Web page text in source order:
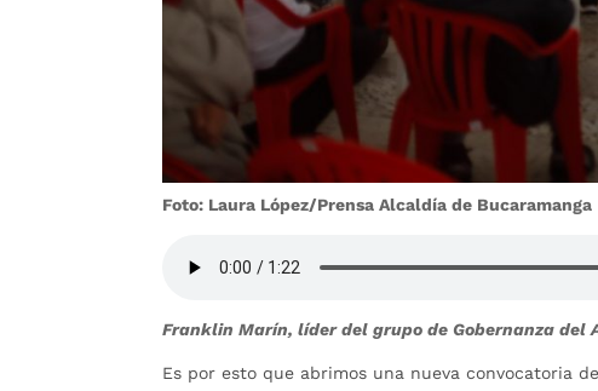
Foto: Laura López/Prensa Alcaldía de Bucaramanga
Franklin Marín, líder del grupo de Gobernanza del
Es por esto que abrimos una nueva convocatoria